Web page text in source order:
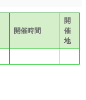
開催時間
開
催
地